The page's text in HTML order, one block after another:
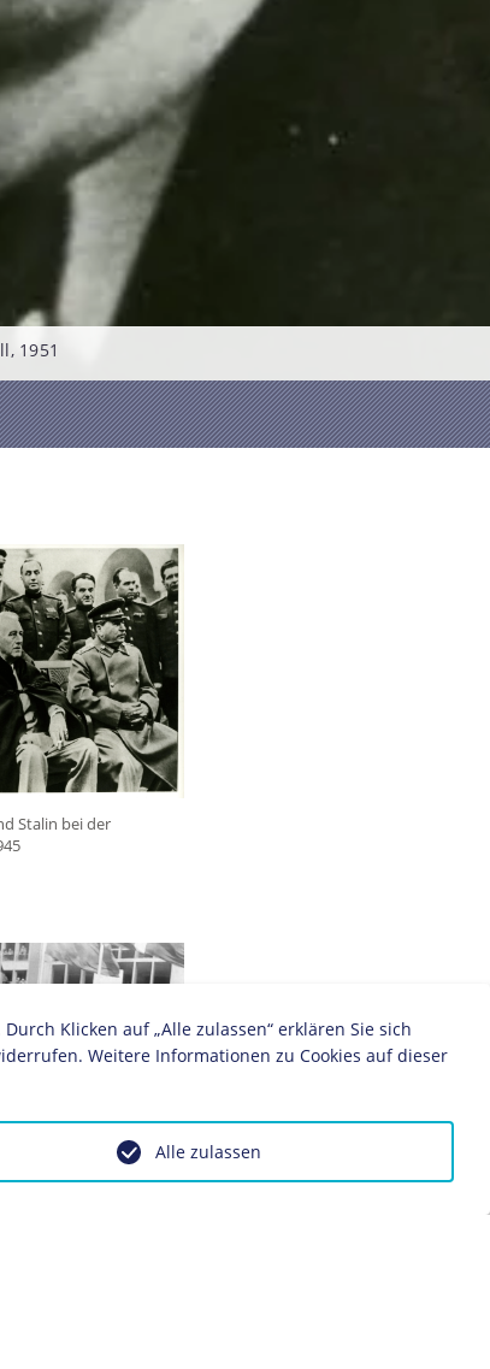
1951
Stalin bei der
Klicken auf „Alle zulassen“ erklären Sie sich
Weitere Informationen zu Cookies auf dieser
Alle zulassen